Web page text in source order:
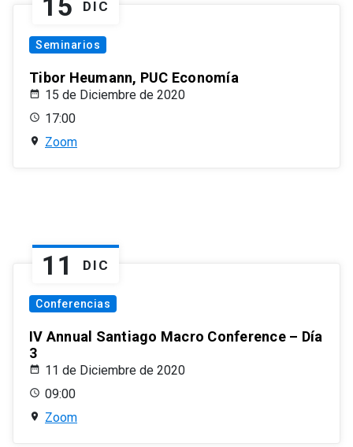
15 DIC
Seminarios
Tibor Heumann, PUC Economía
15 de Diciembre de 2020
17:00
Zoom
11 DIC
Conferencias
IV Annual Santiago Macro Conference – Día
3
11 de Diciembre de 2020
09:00
Zoom